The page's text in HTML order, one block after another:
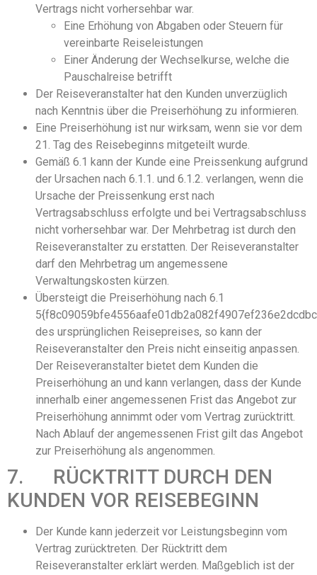
Vertrags nicht vorhersehbar war.
Eine Erhöhung von Abgaben oder Steuern für
vereinbarte Reiseleistungen
Einer Änderung der Wechselkurse, welche die
Pauschalreise betrifft
Der Reiseveranstalter hat den Kunden unverzüglich
nach Kenntnis über die Preiserhöhung zu informieren.
Eine Preiserhöhung ist nur wirksam, wenn sie vor dem
21. Tag des Reisebeginns mitgeteilt wurde.
Gemäß 6.1 kann der Kunde eine Preissenkung aufgrund
der Ursachen nach 6.1.1. und 6.1.2. verlangen, wenn die
Ursache der Preissenkung erst nach
Vertragsabschluss erfolgte und bei Vertragsabschluss
nicht vorhersehbar war. Der Mehrbetrag ist durch den
Reiseveranstalter zu erstatten. Der Reiseveranstalter
darf den Mehrbetrag um angemessene
Verwaltungskosten kürzen.
Übersteigt die Preiserhöhung nach 6.1
des ursprünglichen Reisepreises, so kann der
Reiseveranstalter den Preis nicht einseitig anpassen.
Der Reiseveranstalter bietet dem Kunden die
Preiserhöhung an und kann verlangen, dass der Kunde
innerhalb einer angemessenen Frist das Angebot zur
Preiserhöhung annimmt oder vom Vertrag zurücktritt.
Nach Ablauf der angemessenen Frist gilt das Angebot
zur Preiserhöhung als angenommen.
7. RÜCKTRITT DURCH DEN
KUNDEN VOR REISEBEGINN
Der Kunde kann jederzeit vor Leistungsbeginn vom
Vertrag zurücktreten. Der Rücktritt dem
Reiseveranstalter erklärt werden. Maßgeblich ist der